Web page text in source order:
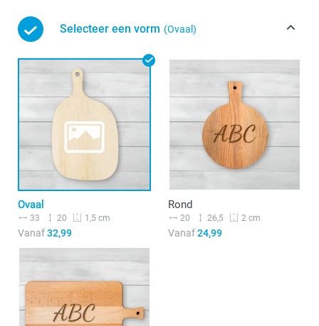
Selecteer een vorm (Ovaal)
Ovaal
33 20 1,5 cm
Vanaf32,99
Rond
20 26,5 2 cm
Vanaf24,99